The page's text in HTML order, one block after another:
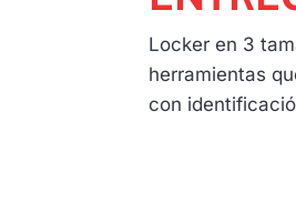
Locker en 3
herramientas
con